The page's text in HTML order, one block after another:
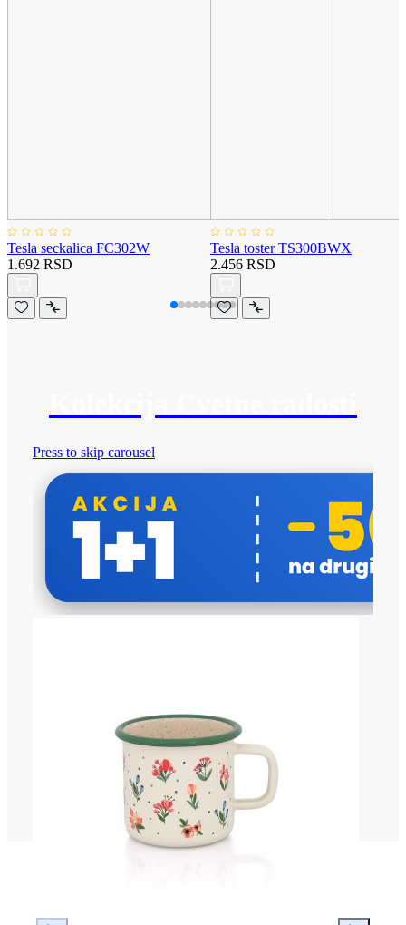
Tesla seckalica FC302W
1.692 RSD
Tesla toster TS300BWX
2.456 RSD
Press to skip carousel